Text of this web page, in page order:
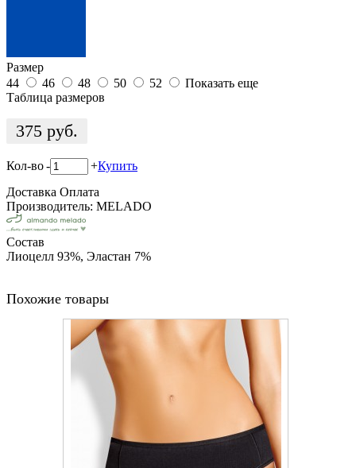
Размер
44
46 48 50 52
Показать еще
Таблица размеров
375 руб.
Кол-во- +Купить
Доставка Оплата
Производитель: MELADO
Состав
Лиоцелл 93%, Эластан 7%
Похожие товары